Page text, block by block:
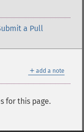
a Pull
＋ add a note
for this page.